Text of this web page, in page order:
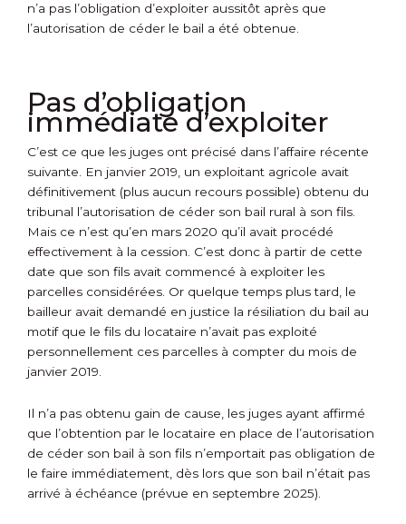
n’a pas l’obligation d’exploiter aussitôt après que
l’autorisation de céder le bail a été obtenue.
Pas d’obligation
immédiate d’exploiter
C’est ce que les juges ont précisé dans l’affaire récente
suivante. En janvier 2019, un exploitant agricole avait
définitivement (plus aucun recours possible) obtenu du
tribunal l’autorisation de céder son bail rural à son fils.
Mais ce n’est qu’en mars 2020 qu’il avait procédé
effectivement à la cession. C’est donc à partir de cette
date que son fils avait commencé à exploiter les
parcelles considérées. Or quelque temps plus tard, le
bailleur avait demandé en justice la résiliation du bail au
motif que le fils du locataire n’avait pas exploité
personnellement ces parcelles à compter du mois de
janvier 2019.
Il n’a pas obtenu gain de cause, les juges ayant affirmé
que l’obtention par le locataire en place de l’autorisation
de céder son bail à son fils n’emportait pas obligation de
le faire immédiatement, dès lors que son bail n’était pas
arrivé à échéance (prévue en septembre 2025).